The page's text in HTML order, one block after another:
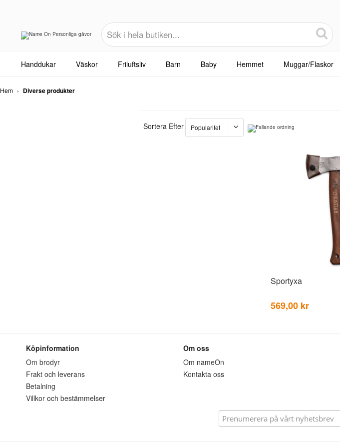
Handdukar Väskor Friluftsliv Barn Baby Hemmet Muggar/Flaskor
Hem › Diverse produkter
Sortera Efter
Sportyxa
569,00 kr
Köpinformation
Om brodyr
Frakt och leverans
Betalning
Villkor och bestämmelser
Om oss
Om nameOn
Kontakta oss